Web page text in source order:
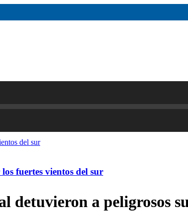
fuertes vientos del sur
detuvieron a peligrosos